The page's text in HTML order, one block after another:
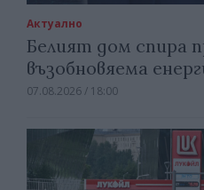
Актуално
Белият дом спира
възобновяема
07.08.2026 / 18:00